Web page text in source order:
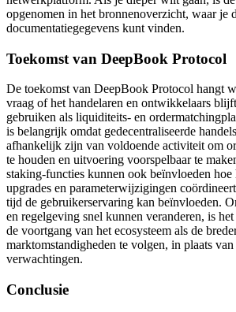
opgenomen in het bronnenoverzicht, waar je
documentatiegegevens kunt vinden.
Toekomst van DeepBook Protocol
De toekomst van DeepBook Protocol hangt
vraag of het handelaren en ontwikkelaars
gebruiken als liquiditeits- en
is belangrijk omdat gedecentraliseerde
afhankelijk zijn van voldoende activiteit om
te houden en uitvoering voorspelbaar te
staking-functies kunnen ook beïnvloeden hoe
upgrades en parameterwijzigingen
tijd de gebruikerservaring kan beïnvloeden.
en regelgeving snel kunnen veranderen, is
de voortgang van het ecosysteem als de
marktomstandigheden te volgen, in plaats
verwachtingen.
Conclusie